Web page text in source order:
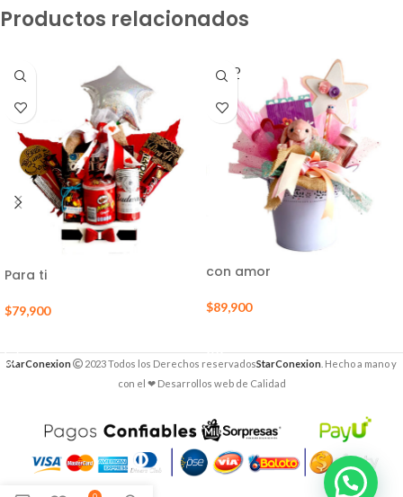
Productos relacionados
Para ti
$79,900
SOLD
OUT
con amor
$89,900
StarConexion 2023 Todos los Derechos reservadosStarConexion . Hecho a mano y
con el ❤ Desarrollos web de Calidad